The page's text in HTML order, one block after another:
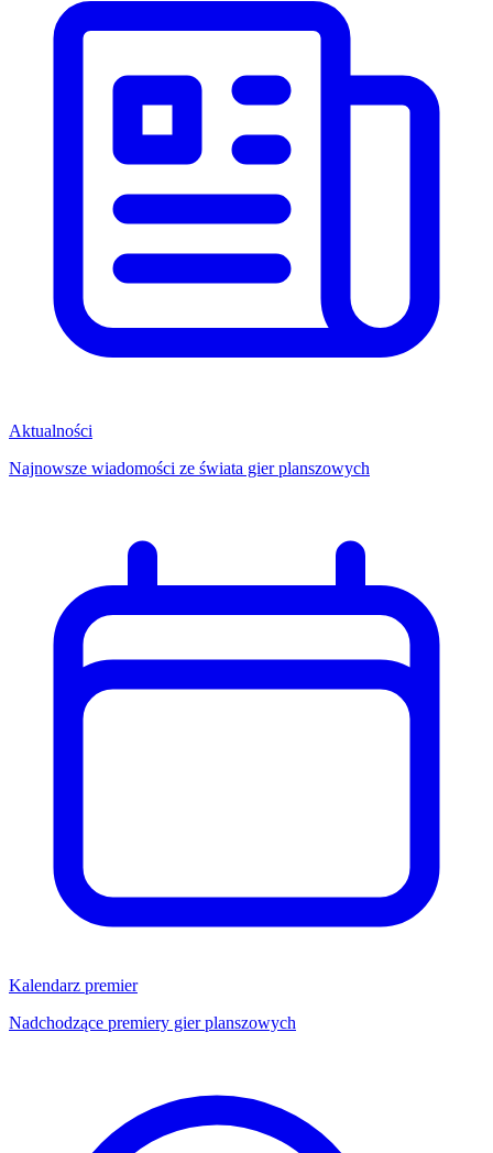
Aktualności
Najnowsze wiadomości ze świata gier planszowych
Kalendarz premier
Nadchodzące premiery gier planszowych